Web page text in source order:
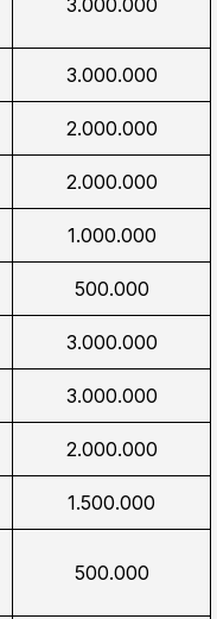
3.000.000
2.000.000
2.000.000
1.000.000
500.000
3.000.000
3.000.000
2.000.000
1.500.000
500.000